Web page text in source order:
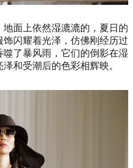
面上依然湿漉漉的，夏日的
闪耀着光泽，仿佛刚经历过
了暴风雨，它们的倒影在湿
和受潮后的色彩相辉映。